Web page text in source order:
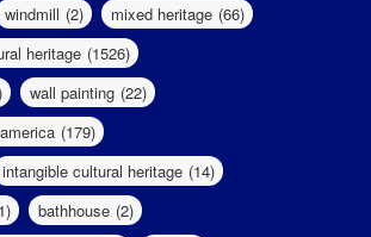
windmill (2) mixed heritage (66)
heritage (1526)
wall painting (22)
(179)
intangible cultural heritage (14)
bathhouse (2)